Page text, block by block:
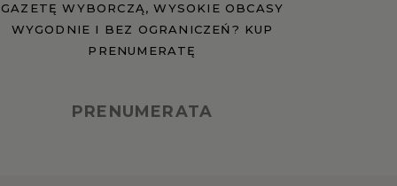
GAZETĘ WYBORCZĄ, WYSOKIE OBCASY
WYGODNIE I BEZ OGRANICZEŃ? KUP
PRENUMERATĘ
PRENUMERATA